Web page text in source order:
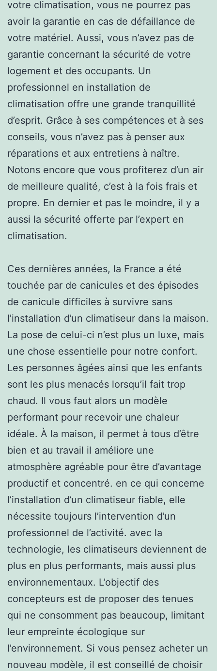
votre climatisation, vous ne pourrez pas
avoir la garantie en cas de défaillance de
votre matériel. Aussi, vous n’avez pas de
garantie concernant la sécurité de votre
logement et des occupants. Un
professionnel en installation de
climatisation offre une grande tranquillité
d’esprit. Grâce à ses compétences et à ses
conseils, vous n’avez pas à penser aux
réparations et aux entretiens à naître.
Notons encore que vous profiterez d’un air
de meilleure qualité, c’est à la fois frais et
propre. En dernier et pas le moindre, il y a
aussi la sécurité offerte par l’expert en
climatisation.
Ces dernières années, la France a été
touchée par de canicules et des épisodes
de canicule difficiles à survivre sans
l’installation d’un climatiseur dans la maison.
La pose de celui-ci n’est plus un luxe, mais
une chose essentielle pour notre confort.
Les personnes âgées ainsi que les enfants
sont les plus menacés lorsqu’il fait trop
chaud. Il vous faut alors un modèle
performant pour recevoir une chaleur
idéale. À la maison, il permet à tous d’être
bien et au travail il améliore une
atmosphère agréable pour être d’avantage
productif et concentré. en ce qui concerne
l’installation d’un climatiseur fiable, elle
nécessite toujours l’intervention d’un
professionnel de l’activité. avec la
technologie, les climatiseurs deviennent de
plus en plus performants, mais aussi plus
environnementaux. L’objectif des
concepteurs est de proposer des tenues
qui ne consomment pas beaucoup, limitant
leur empreinte écologique sur
l’environnement. Si vous pensez acheter un
nouveau modèle, il est conseillé de choisir